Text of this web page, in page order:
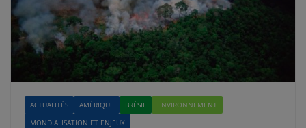
ACTUALITÉS AMÉRIQUE BRÉSIL
ENVIRONNEMENT
MONDIALISATION ET ENJEUX